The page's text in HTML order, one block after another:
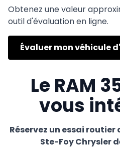
Obtenez une valeur
outil d'évaluation en ligne.
Évaluer mon véhicule
Le RAM
vous
Réservez un essai routier
Ste-Foy Chrysler